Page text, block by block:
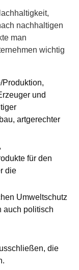
nachhaltigen
man
wichtig
Produktion,
und
artgerechter
für den
die
Umweltschutz
auch politisch
die